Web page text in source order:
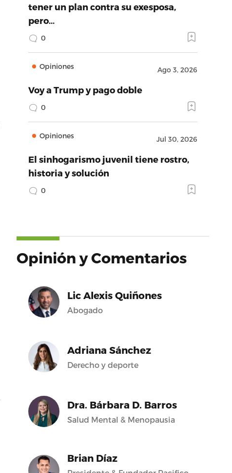
tener un plan contra su exesposa,
pero…
0
Opiniones Ago 3, 2026
Voy a Trump y pago doble
0
Opiniones Jul 30, 2026
El sinhogarismo juvenil tiene rostro,
historia y solución
0
Opinión y Comentarios
Lic Alexis Quiñones
Abogado
Adriana Sánchez
Derecho y deporte
Dra. Bárbara D. Barros
Salud Mental & Menopausia
Brian Díaz